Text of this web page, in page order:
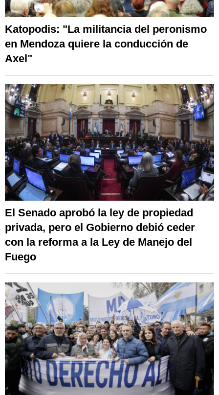
Katopodis: "La militancia del peronismo
en Mendoza quiere la conducción de
Axel"
El Senado aprobó la ley de propiedad
privada, pero el Gobierno debió ceder
con la reforma a la Ley de Manejo del
Fuego